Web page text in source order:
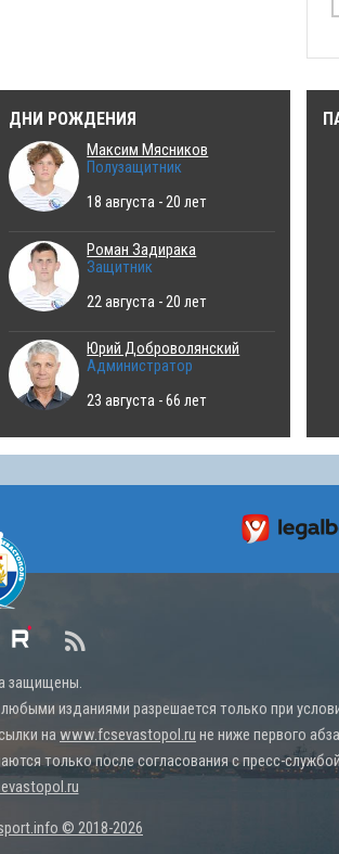
ДНИ РОЖДЕНИЯ
Максим Мясников
Полузащитник
18 августа - 20 лет
Роман Задирака
Защитник
22 августа - 20 лет
Юрий Доброволянский
Администратор
23 августа - 66 лет
защищены.
изданиями разрешается только при
на www.fcsevastopol.ru не ниже первого
только после согласования с пресс-
© 2018-2026